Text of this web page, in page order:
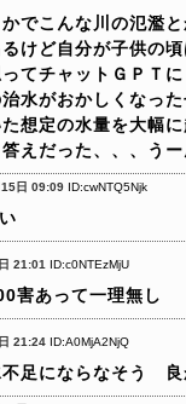
でこんな川の氾濫
けど自分が子供の
てチャットＧＰＴ
水がおかしくなっ
想定の水量を大幅
えだった、、、うー
日 09:09 ID:cwNTQ5Njk
21:01 ID:c0NTEzMjU
害あって一理無し
21:24 ID:A0MjA2NjQ
不足にならなそう 良